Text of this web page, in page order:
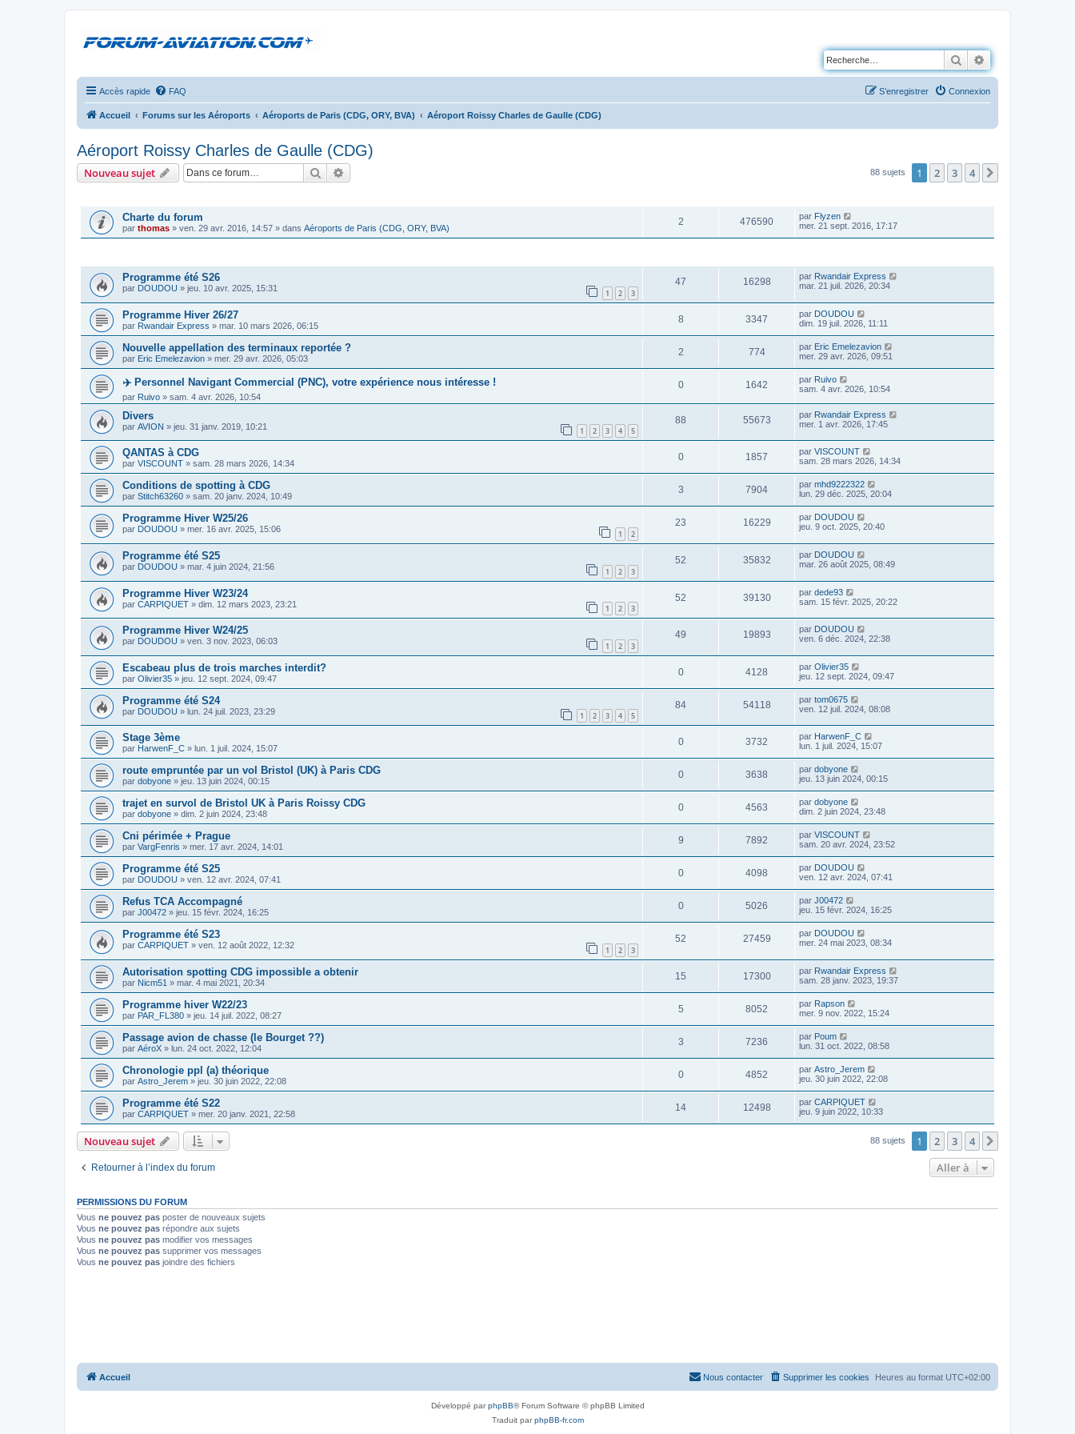
Rechercher
Accès rapide FAQ Connexion
S’enregistrer
Accueil Forums sur les Aéroports Aéroports de Paris (CDG, ORY, BVA) Aéroport Roissy Charles de Gaulle (CDG)
Aéroport Roissy Charles de Gaulle (CDG)
Nouveau sujet Rechercher 88 sujets 1 2 3 4
Charte du forum
par thomas » ven. 29 avr. 2016, 14:57 » dans Aéroports de Paris (CDG, ORY, BVA)
2 476590 par Flyzen
mer. 21 sept. 2016, 17:17
Programme été S26
par DOUDOU » jeu. 10 avr. 2025, 15:31 1 2 3
47 16298 par Rwandair Express
mar. 21 juil. 2026, 20:34
Programme Hiver 26/27
par Rwandair Express » mar. 10 mars 2026, 06:15
8 3347 par DOUDOU
dim. 19 juil. 2026, 11:11
Nouvelle appellation des terminaux reportée ?
par Eric Emelezavion » mer. 29 avr. 2026, 05:03
2 774 par Eric Emelezavion
mer. 29 avr. 2026, 09:51
✈️ Personnel Navigant Commercial (PNC), votre expérience nous intéresse !
par Ruivo » sam. 4 avr. 2026, 10:54
0 1642 par Ruivo
sam. 4 avr. 2026, 10:54
Divers
par AVION » jeu. 31 janv. 2019, 10:21 1 2 3 4 5
88 55673 par Rwandair Express
mer. 1 avr. 2026, 17:45
QANTAS à CDG
par VISCOUNT » sam. 28 mars 2026, 14:34
0 1857 par VISCOUNT
sam. 28 mars 2026, 14:34
Conditions de spotting à CDG
par Stitch63260 » sam. 20 janv. 2024, 10:49
3 7904 par mhd9222322
lun. 29 déc. 2025, 20:04
Programme Hiver W25/26
par DOUDOU » mer. 16 avr. 2025, 15:06 1 2
23 16229 par DOUDOU
jeu. 9 oct. 2025, 20:40
Programme été S25
par DOUDOU » mar. 4 juin 2024, 21:56 1 2 3
52 35832 par DOUDOU
mar. 26 août 2025, 08:49
Programme Hiver W23/24
par CARPIQUET » dim. 12 mars 2023, 23:21 1 2 3
52 39130 par dede93
sam. 15 févr. 2025, 20:22
Programme Hiver W24/25
par DOUDOU » ven. 3 nov. 2023, 06:03 1 2 3
49 19893 par DOUDOU
ven. 6 déc. 2024, 22:38
Escabeau plus de trois marches interdit?
par Olivier35 » jeu. 12 sept. 2024, 09:47
0 4128 par Olivier35
jeu. 12 sept. 2024, 09:47
Programme été S24
par DOUDOU » lun. 24 juil. 2023, 23:29 1 2 3 4 5
84 54118 par tom0675
ven. 12 juil. 2024, 08:08
Stage 3ème
par HarwenF_C » lun. 1 juil. 2024, 15:07
0 3732 par HarwenF_C
lun. 1 juil. 2024, 15:07
route empruntée par un vol Bristol (UK) à Paris CDG
par dobyone » jeu. 13 juin 2024, 00:15
0 3638 par dobyone
jeu. 13 juin 2024, 00:15
trajet en survol de Bristol UK à Paris Roissy CDG
par dobyone » dim. 2 juin 2024, 23:48
0 4563 par dobyone
dim. 2 juin 2024, 23:48
Cni périmée + Prague
par VargFenris » mer. 17 avr. 2024, 14:01
9 7892 par VISCOUNT
sam. 20 avr. 2024, 23:52
Programme été S25
par DOUDOU » ven. 12 avr. 2024, 07:41
0 4098 par DOUDOU
ven. 12 avr. 2024, 07:41
Refus TCA Accompagné
par J00472 » jeu. 15 févr. 2024, 16:25
0 5026 par J00472
jeu. 15 févr. 2024, 16:25
Programme été S23
par CARPIQUET » ven. 12 août 2022, 12:32 1 2 3
52 27459 par DOUDOU
mer. 24 mai 2023, 08:34
Autorisation spotting CDG impossible a obtenir
par Nicm51 » mar. 4 mai 2021, 20:34
15 17300 par Rwandair Express
sam. 28 janv. 2023, 19:37
Programme hiver W22/23
par PAR_FL380 » jeu. 14 juil. 2022, 08:27
5 8052 par Rapson
mer. 9 nov. 2022, 15:24
Passage avion de chasse (le Bourget ??)
par AéroX » lun. 24 oct. 2022, 12:04
3 7236 par Poum
lun. 31 oct. 2022, 08:58
Chronologie ppl (a) théorique
par Astro_Jerem » jeu. 30 juin 2022, 22:08
0 4852 par Astro_Jerem
jeu. 30 juin 2022, 22:08
Programme été S22
par CARPIQUET » mer. 20 janv. 2021, 22:58
14 12498 par CARPIQUET
jeu. 9 juin 2022, 10:33
Nouveau sujet 88 sujets 1 2 3 4
Retourner à l’index du forum Aller à
PERMISSIONS DU FORUM
Vous ne pouvez pas poster de nouveaux sujets
Vous ne pouvez pas répondre aux sujets
Vous ne pouvez pas modifier vos messages
Vous ne pouvez pas supprimer vos messages
Vous ne pouvez pas joindre des fichiers
Accueil Heures au format UTC+02:00
Supprimer les cookies
Nous contacter
Développé parphpBB® Forum Software © phpBB Limited
Traduit parphpBB-fr.com